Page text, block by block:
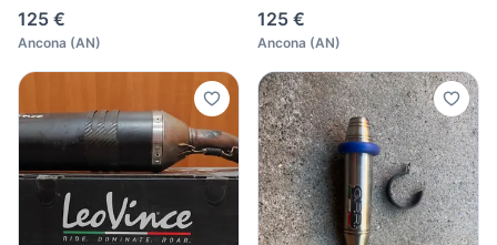
125 €
Ancona (AN)
RR350 2
125 €
Ancona (AN)